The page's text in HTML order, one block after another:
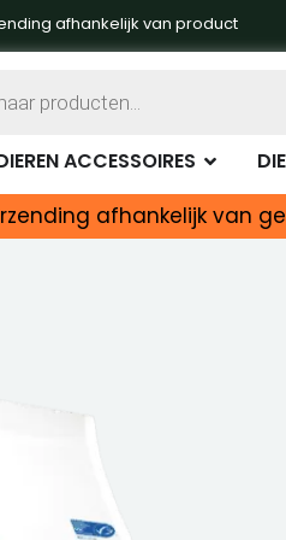
afhankelijk van product
ACCESSOIRES OPEN
afhankelijk van